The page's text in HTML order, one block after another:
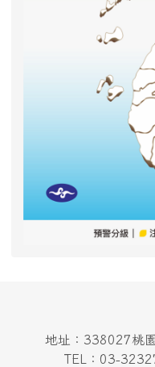
地址：338027桃
TEL：03-